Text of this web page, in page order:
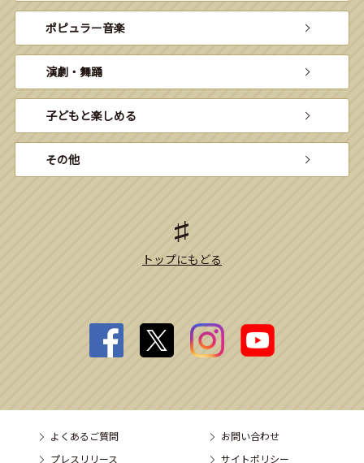
ポピュラー音楽
演劇・舞踊
子どもと楽しめる
その他
トップにもどる
よくあるご質問
お問い合わせ
プレスリリース
サイトポリシー